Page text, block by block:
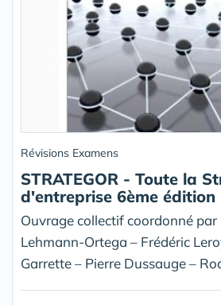
Révisions Examens
STRATEGOR - Toute la
d'entreprise 6ème édition
Ouvrage collectif coordonné par
Lehmann-Ortega – Frédéric
Garrette – Pierre Dussauge –